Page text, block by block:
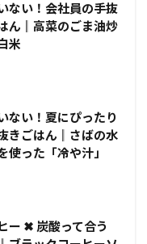
ない！会社員の手抜
ん║高菜のごま油炒
米
ない！夏にぴったり
きごはん║さばの水
使った「冷や汁」
ー ✖ 炭酸って合う